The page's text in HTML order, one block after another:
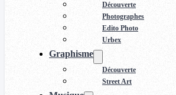
Découverte
Photographes
Edito Photo
Urbex
Graphisme
Découverte
Street Art